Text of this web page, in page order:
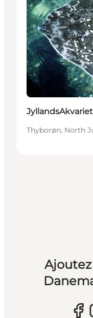
JyllandsAkvariet
Thyborøn, North